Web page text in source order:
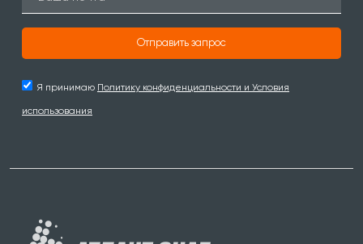
Отправить запрос
Я принимаю Политику конфиденциальности и Условия
использования